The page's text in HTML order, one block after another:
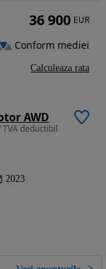
AWD
deductibil
2023
36 900 EUR
Conform mediei
Calculeaza rata